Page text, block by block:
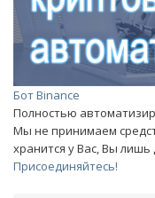
Бот Binance
Полностью
Мы не принимаем
хранится у Вас, Вы
Присоединяйтесь!